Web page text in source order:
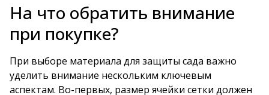
На что обратить внимание
при покупке?
При выборе материала для защиты сада важно
уделить внимание нескольким ключевым
аспектам. Во-первых, размер ячейки сетки должен